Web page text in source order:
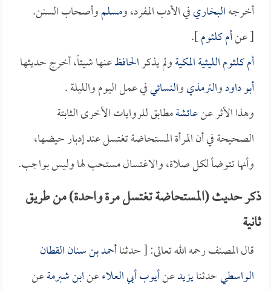
أخرجهالبخاريفي الأدب المفرد، ومسلموأصحاب السنن.
[ عنأم كلثوم].
أم كلثوم الليثية المكيةولم يذكرالحافظعنها شيئاً، أخرج حديثها
أبو داودوالترمذيوالنسائيفي عمل اليوم والليلة .
وهذا الأثر عنعائشةمطابق للروايات الأخرى الثابتة
الصحيحة في أن المرأة المستحاضة تغتسل عند إدبار حيضها،
وأنها تتوضأ لكل صلاة، والاغتسال مستحب لها وليس بواجب.
ذكر حديث (المستحاضة تغتسل مرة واحدة) من طريق
ثانية
قال المصنف رحمه الله تعالى: [ حدثناأحمد بن سنان القطان
الواسطيحدثنايزيدعنأيوب أبي العلاءعنابن شبرمةعن